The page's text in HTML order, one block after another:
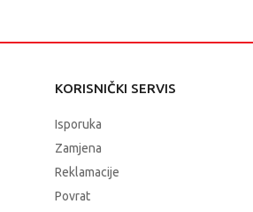
KORISNIČKI SERVIS
Isporuka
Zamjena
Reklamacije
Povrat